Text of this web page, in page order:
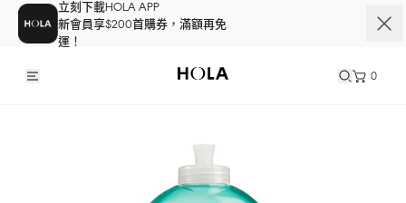
立刻下載HOLA APP
新會員享$200首購券，滿額再免
運！
0